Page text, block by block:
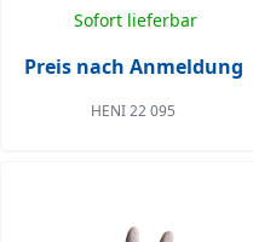
Sofort lieferbar
Preis nach Anmeldung
HENI 22 095